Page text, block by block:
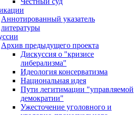
Аннотированный указатель
литературы
Архив предыдущего проекта
Дискуссия о "кризисе
либерализма"
Идеология консерватизма
Национальная идея
Пути легитимации "управляемой
демократии"
Ужесточение уголовного и